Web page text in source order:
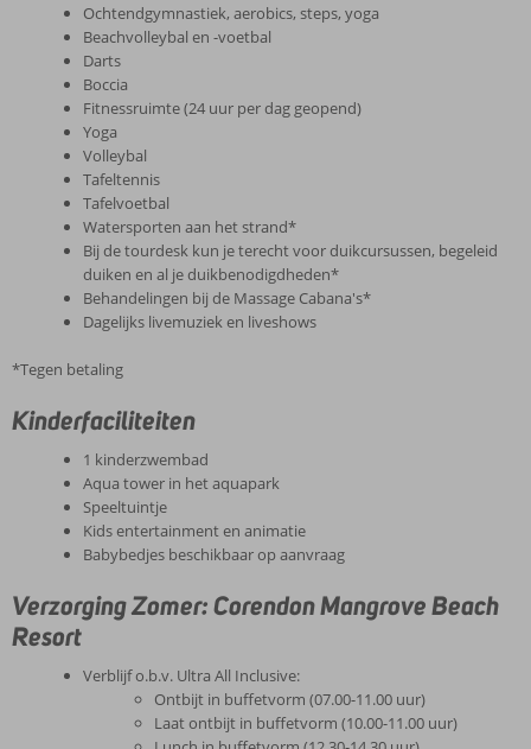
Ochtendgymnastiek, aerobics, steps, yoga
Beachvolleybal en -voetbal
Darts
Boccia
Fitnessruimte (24 uur per dag geopend)
Yoga
Volleybal
Tafeltennis
Tafelvoetbal
Watersporten aan het strand*
Bij de tourdesk kun je terecht voor duikcursussen, begeleid
duiken en al je duikbenodigdheden*
Behandelingen bij de Massage Cabana's*
Dagelijks livemuziek en liveshows
*Tegen betaling
Kinderfaciliteiten
1 kinderzwembad
Aqua tower in het aquapark
Speeltuintje
Kids entertainment en animatie
Babybedjes beschikbaar op aanvraag
Verzorging Zomer: Corendon Mangrove Beach
Resort
Verblijf o.b.v. Ultra All Inclusive:
Ontbijt in buffetvorm (07.00-11.00 uur)
Laat ontbijt in buffetvorm (10.00-11.00 uur)